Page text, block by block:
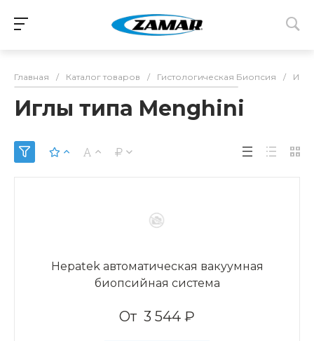
Главная / Каталог товаров / Гистологическая Биопсия /
Иглы типа Menghini
Hepatek автоматическая вакуумная
биопсийная система
От 3 544 ₽